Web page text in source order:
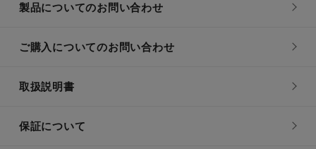
製品についてのお問い合わせ
ご購入についてのお問い合わせ
取扱説明書
保証について